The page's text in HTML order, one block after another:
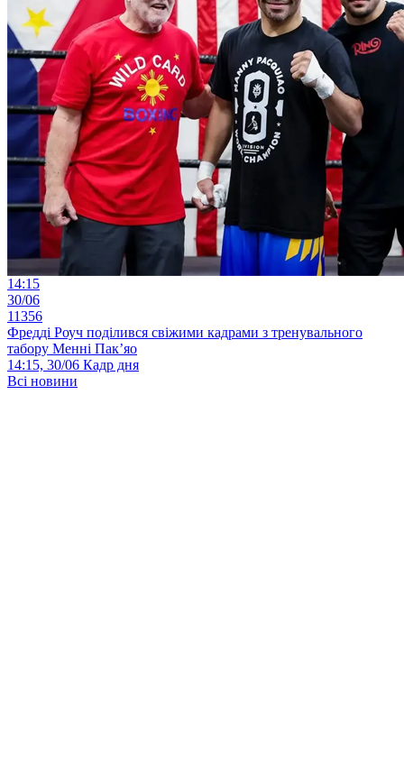
14:15
30/06
11356
Фредді Роуч поділився свіжими кадрами з тренувального
табору Менні Пак’яо
14:15, 30/06 Кадр дня
Всі новини